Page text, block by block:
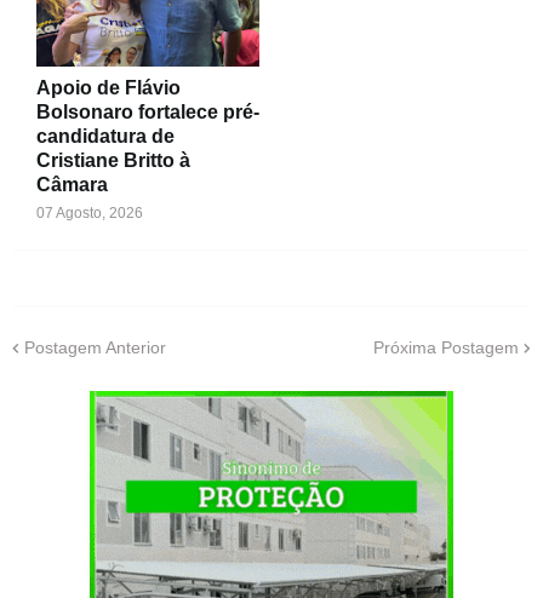
Apoio de Flávio
Bolsonaro fortalece pré-
candidatura de
Cristiane Britto à
Câmara
07 Agosto, 2026
Postagem Anterior Próxima Postagem